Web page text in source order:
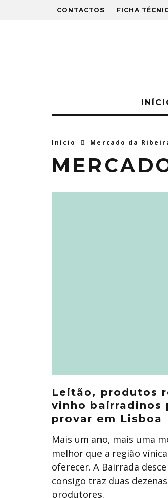
CONTACTOS FICHA
Início Mercado da
Leitão, produtos
vinho bairradinos
provar em Lisboa
Mais um ano, mais uma
melhor que a região
oferecer. A Bairrada
consigo traz duas
produtores.